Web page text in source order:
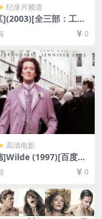
纪录片频道
](2003)[全三部：工
街/铁路][百度网盘+夸
原盘576P未删减资
挂中字]【手机/平板无
放，请使用电脑下载
缩包（含解压密
0
高清电影
]Wilde (1997)[百度网
云盘资源1080P超清]
中文字幕]
0